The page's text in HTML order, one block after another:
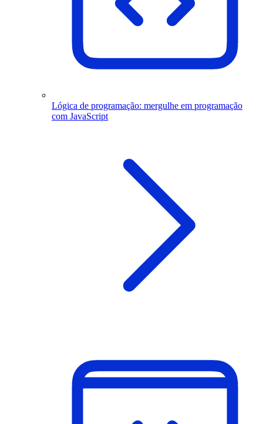
Lógica de programação: mergulhe em programação
com JavaScript